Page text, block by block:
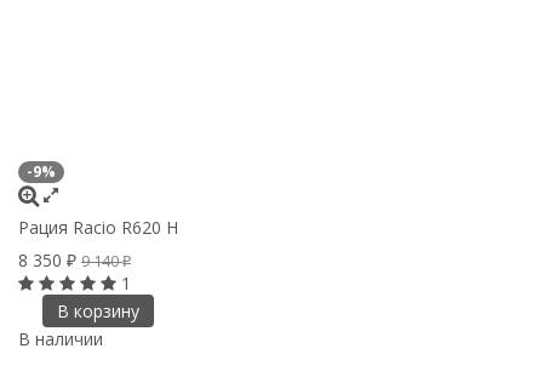
-9%
Рация Racio R620 H
8 350 ₽ 9 140₽
1
В корзину
В наличии